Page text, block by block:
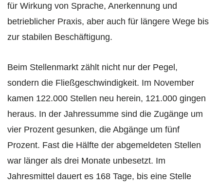
für Wirkung von Sprache, Anerkennung und
betrieblicher Praxis, aber auch für längere Wege bis
zur stabilen Beschäftigung.
Beim Stellenmarkt zählt nicht nur der Pegel,
sondern die Fließgeschwindigkeit. Im November
kamen 122.000 Stellen neu herein, 121.000 gingen
heraus. In der Jahressumme sind die Zugänge um
vier Prozent gesunken, die Abgänge um fünf
Prozent. Fast die Hälfte der abgemeldeten Stellen
war länger als drei Monate unbesetzt. Im
Jahresmittel dauert es 168 Tage, bis eine Stelle